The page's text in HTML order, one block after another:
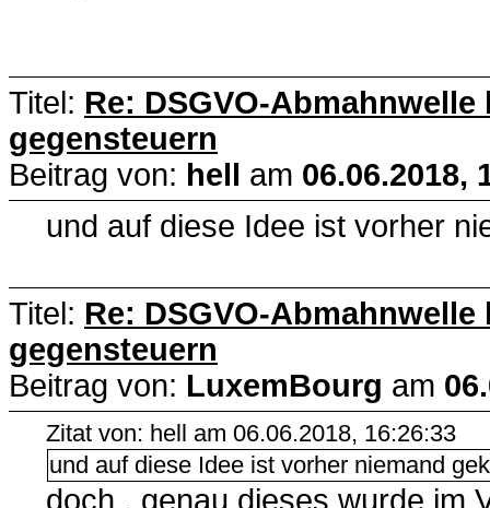
Titel: Re: DSGVO-
gegensteuern
Beitrag von: hell am 06.06.2018,
und auf diese Idee ist vorher
Titel: Re: DSGVO-
gegensteuern
Beitrag von: LuxemBourg am
Zitat von: hell am 06.06.2018, 16:26:33
und auf diese Idee ist vorher niemand
doch , genau dieses wurde im